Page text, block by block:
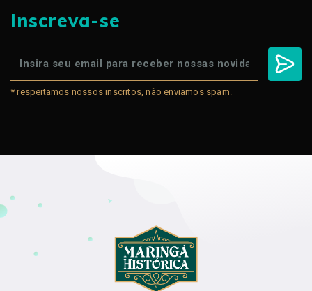
Inscreva-se
* respeitamos nossos inscritos, não enviamos spam.